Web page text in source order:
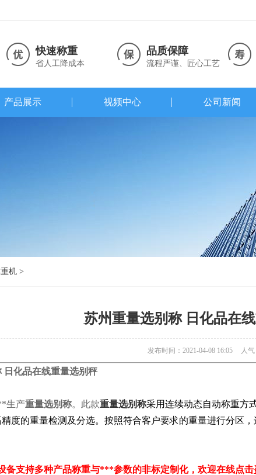
快速称重
省人工降成本
品质保障
流程严谨、匠心工艺
产品展示 视频中心 公司新闻
机 >
苏州重量选别称 日化品在
发布时间：2021-04-08 16:05 人气
日化品在线重量选别秤
生产重量选别称。此款重量选别称采用连续动态自动称重方
度的重量检测及分选。按照符合客户要求的重量进行分区
种产品称重与***参数的非标定制化，欢迎在线点击